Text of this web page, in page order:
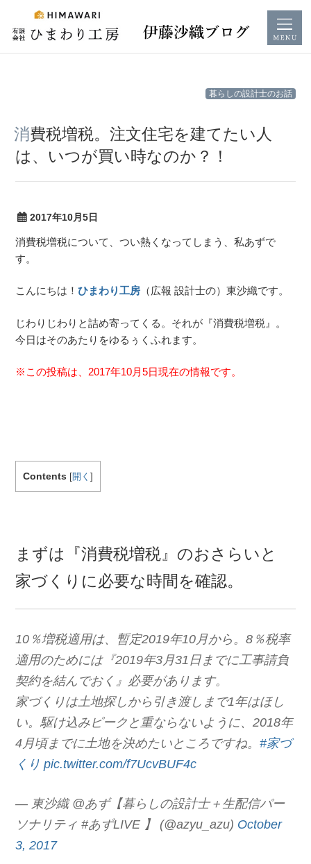
暮らしの設計士のお話
消費税増税。注文住宅を建てたい人
は、いつが買い時なのか？！
2017年10月5日
消費税増税について、つい熱くなってしまう、私あずで
す。
こんにちは！ひまわり工房 （広報 設計士の）東沙織です。
じわりじわりと詰め寄ってくる。それが『消費税増税』。
今日はそのあたりをゆるぅくふれます。
※この投稿は、2017年10月5日現在の情報です。
Contents [開く]
まずは『消費税増税』のおさらいと
家づくりに必要な時間を確認。
10％増税適用は、暫定2019年10月から。8％税率
適用のためには『2019年3月31日までに工事請負
契約を結んでおく』必要があります。
家づくりは土地探しから引き渡しまで1年はほし
い。駆け込みピークと重ならないように、2018年
4月頃までに土地を決めたいところですね。#家づ
くり pic.twitter.com/f7UcvBUF4c
— 東沙織 @あず【暮らしの設計士＋生配信パー
ソナリティ #あずLIVE 】 (@azyu_azu) October
3, 2017